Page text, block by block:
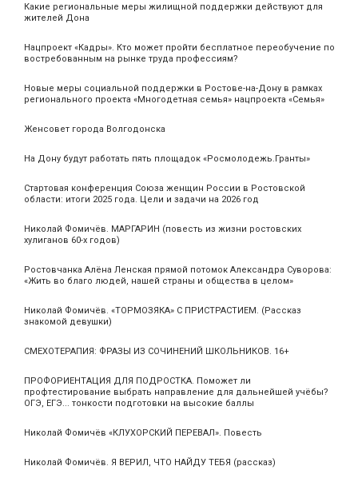
Какие региональные меры жилищной поддержки действуют для
жителей Дона
Нацпроект «Кадры». Кто может пройти бесплатное переобучение по
востребованным на рынке труда профессиям?
Новые меры социальной поддержки в Ростове-на-Дону в рамках
регионального проекта «Многодетная семья» нацпроекта «Семья»
Женсовет города Волгодонска
На Дону будут работать пять площадок «Росмолодежь.Гранты»
Стартовая конференция Союза женщин России в Ростовской
области: итоги 2025 года. Цели и задачи на 2026 год
Николай Фомичёв. МАРГАРИН (повесть из жизни ростовских
хулиганов 60-х годов)
Ростовчанка Алёна Ленская прямой потомок Александра Суворова:
«Жить во благо людей, нашей страны и общества в целом»
Николай Фомичёв. «ТОРМОЗЯКА» С ПРИСТРАСТИЕМ. (Рассказ
знакомой девушки)
СМЕХОТЕРАПИЯ: ФРАЗЫ ИЗ СОЧИНЕНИЙ ШКОЛЬНИКОВ. 16+
ПРОФОРИЕНТАЦИЯ ДЛЯ ПОДРОСТКА. Поможет ли
профтестирование выбрать направление для дальнейшей учёбы?
ОГЭ, ЕГЭ... тонкости подготовки на высокие баллы
Николай Фомичёв «КЛУХОРСКИЙ ПЕРЕВАЛ». Повесть
Николай Фомичёв. Я ВЕРИЛ, ЧТО НАЙДУ ТЕБЯ (рассказ)